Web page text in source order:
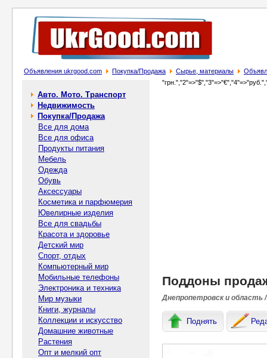
Объявления ukrgood.com Покупка/Продажа Сырье, материалы
Авто. Мото. Транспорт
Недвижимость
Покупка/Продажа
Все для дома
Все для офиса
Продукты питания
Мебель
Одежда
Обувь
Аксессуары
Косметика и парфюмерия
Ювелирные изделия
Все для свадьбы
Красота и здоровье
Детский мир
Спорт, отдых
Компьютерный мир
Мобильные телефоны
Электроника и техника
Мир музыки
Книги, журналы
Коллекции и искусство
Домашние животные
Растения
Опт и мелкий опт
Поддоны
Днепропетровск и область
Поднять